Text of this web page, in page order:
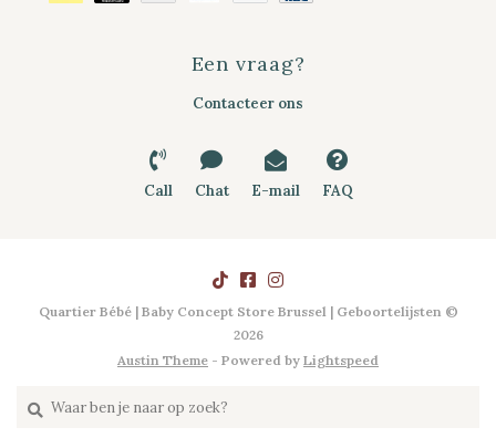
Een vraag?
Contacteer ons
Call Chat E-mail FAQ
Quartier Bébé | Baby Concept Store Brussel | Geboortelijsten ©
2026
Austin Theme - Powered by Lightspeed